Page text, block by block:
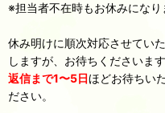
※担当者不在時もお休みになり
休み明けに順次対応させてい
しますが、お待ちくださいま
返信まで1〜5日ほどお待ちい
ださい。